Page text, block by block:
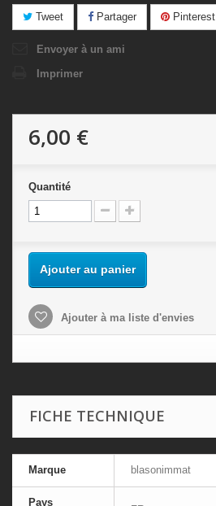
Tweet Partager Pinterest
Envoyer à un ami
Imprimer
6,00 €
Quantité
Ajouter au panier
Ajouter à ma liste d'envies
FICHE TECHNIQUE
Marque blasonimmat
Pays